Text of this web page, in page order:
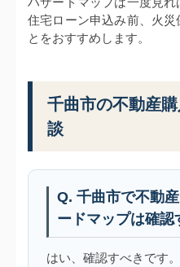
住宅ローン申込み前、火
とをおすすめします。
千曲市の不動産
談
Q. 千曲市で不動
ードマップは確認
はい、確認すべきです